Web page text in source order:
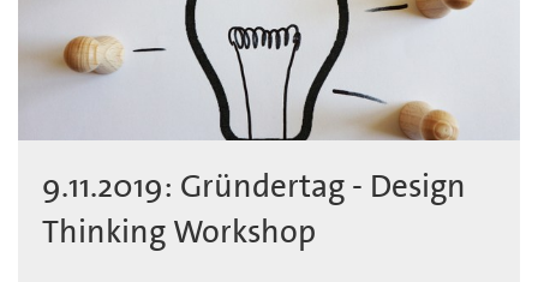
9.11.2019: Gründertag - Design
Thinking Workshop